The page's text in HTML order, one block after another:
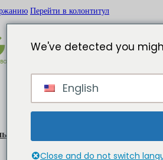
Перейти в колонтитул
We've detected you
English
Close and do not switch